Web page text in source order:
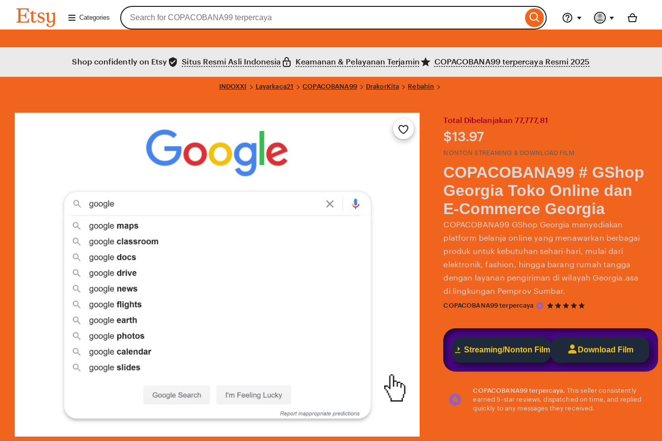
Etsy
Categories
Search
for
items
shops
to
Content
Shop confidently on Etsy Situs Resmi Asli Indonesia Keamanan & Pelayanan Terjamin COPACOBANA99 terpercaya Resmi 2025
INDOXXI Layarkaca21 COPACOBANA99 DrakorKita Rebahin
Total Dibelanjakan 77,777,81
Price:
$13.97
NONTON STREAMING & DOWNLOAD FILM
COPACOBANA99 # GShop
Georgia Toko Online dan
E-Commerce Georgia
COPACOBANA99 GShop Georgia menyediakan
platform belanja online yang menawarkan berbagai
produk untuk kebutuhan sehari-hari, mulai dari
elektronik, fashion, hingga barang rumah tangga
dengan layanan pengiriman di wilayah Georgia.asa
di lingkungan Pemprov Sumbar.
COPACOBANA99 terpercaya
5
5
stars
Streaming/Nonton Film
Download Film
COPACOBANA99 terpercaya. This seller consistently
earned 5-star reviews, dispatched on time, and replied
quickly to any messages they received.